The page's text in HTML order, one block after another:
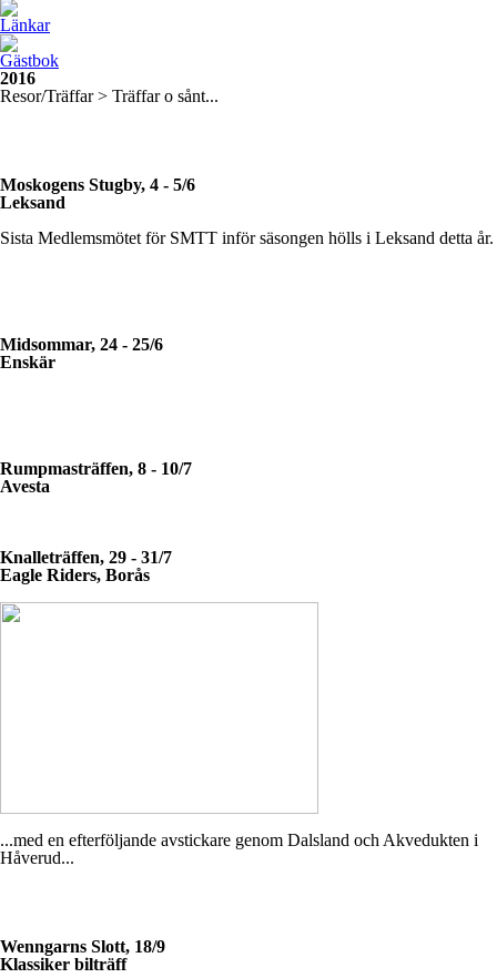
Länkar
Gästbok
2016
Resor/Träffar > Träffar o sånt...
Moskogens Stugby, 4 - 5/6
Leksand
Sista Medlemsmötet för SMTT inför säsongen hölls i Leksand detta år.
Midsommar, 24 - 25/6
Enskär
Rumpmasträffen, 8 - 10/7
Avesta
Knalleträffen, 29 - 31/7
Eagle Riders, Borås
...med en efterföljande avstickare genom Dalsland och Akvedukten i
Håverud...
Wenngarns Slott, 18/9
Klassiker bilträff